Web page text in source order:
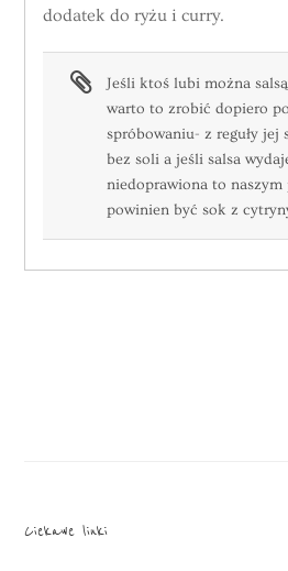
dodatek do ryżu i curry.
Jeśli ktoś lubi można
warto to zrobić dopiero
spróbowaniu- z reguły
bez soli a jeśli salsa
niedoprawiona to
powinien być sok z
Ciekawe linki